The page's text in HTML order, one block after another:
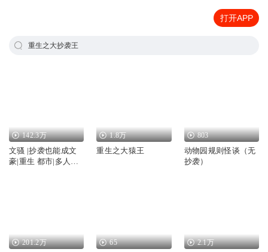
打开APP
重生之大抄袭王
142.3万
文骚 |抄袭也能成文
豪|重生 都市|多人有
1.8万
重生之大猿王
803
动物园规则怪谈（无
抄袭）
201.2万 65 2.1万